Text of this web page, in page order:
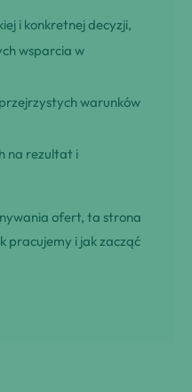
i konkretnej decyzji,
wsparcia w
warunków
na rezultat i
ofert, ta strona
pracujemy i jak zacząć